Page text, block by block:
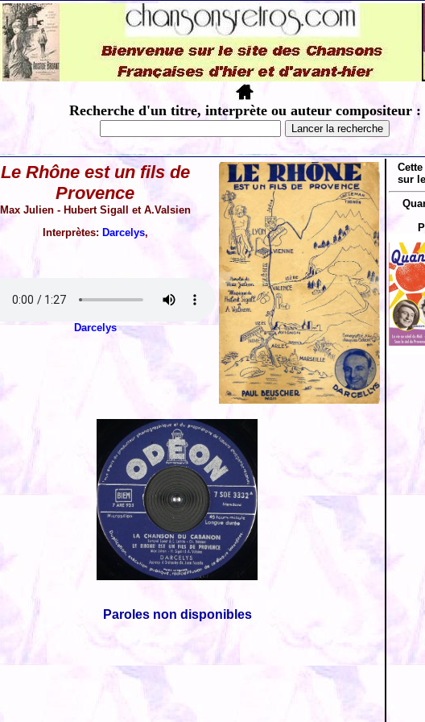
Recherche d'un titre, interprète ou auteur compositeur :
Le Rhône est un fils de
Provence
Max Julien - Hubert Sigall et A.Valsien
Interprètes: Darcelys,
Darcelys
Paroles non disponibles
sur